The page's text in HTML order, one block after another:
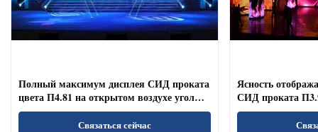
Полный максимум дисплея СИД проката
цвета П4.81 на открытом воздухе угол
наблюдения обновленного тарифа
Связаться сейчас
Ясность
СИД проката
залов/